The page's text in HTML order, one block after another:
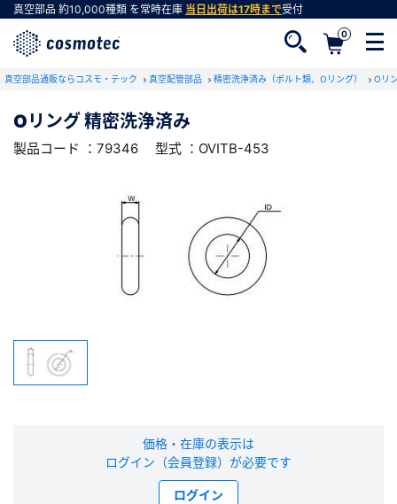
真空部品 約10,000種類 を常時在庫 当日出荷は17時まで受付
0
真空部品通販ならコスモ・テック 真空配管部品 精密洗浄済み（ボルト類、Oリング） Oリ
Oリング 精密洗浄済み
製品コード ：79346 型式 ：OVITB-453
価格・在庫の表示は
ログイン（会員登録）が必要です
ログイン
RoHS2適合報告書のダウンロード
下記製品のRoHS2適合報告書のダウンロードをします。
Oリング 精密洗浄済み
会社・学校・研究機関名 必須
会員登録がお済みでない方
新規会員登録（無料）
※新規会員登録をお申し込み頂いてから本登録となるまで、数日間かかる場合
があります。また当社の判断によりお断りする場合があります。